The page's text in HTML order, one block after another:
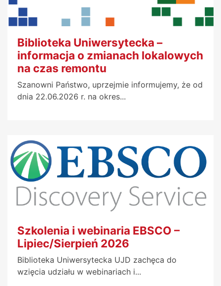
Biblioteka Uniwersytecka –
informacja o zmianach lokalowych
na czas remontu
Szanowni Państwo, uprzejmie informujemy, że od
dnia 22.06.2026 r. na okres...
Szkolenia i webinaria EBSCO –
Lipiec/Sierpień 2026
Biblioteka Uniwersytecka UJD zachęca do
wzięcia udziału w webinariach i...